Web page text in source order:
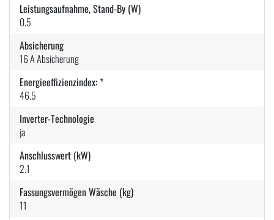
Leistungsaufnahme, Stand-By (W)
0.5
Absicherung
16 A Absicherung
Energieeffizienzindex: *
46.5
Inverter-Technologie
ja
Anschlusswert (kW)
2.1
Fassungsvermögen Wäsche (kg)
11